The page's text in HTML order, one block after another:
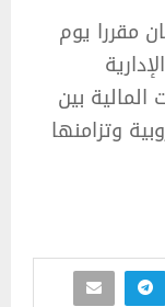
مقررا يوم
المالية بين
وتزامنها